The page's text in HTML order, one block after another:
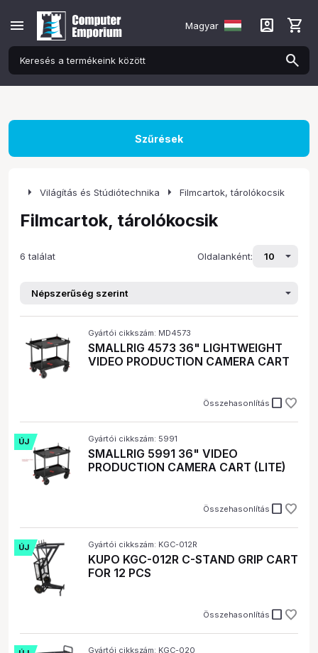
menu Magyar account_box shopping_cart
arrow_right Világítás és Stúdiótechnika arrow_right Filmcartok, tárolókocsik
Filmcartok, tárolókocsik
6 találat Oldalanként:
Gyártói cikkszám: MD4573
SMALLRIG 4573 36" LIGHTWEIGHT
VIDEO PRODUCTION CAMERA CART
Összehasonlítás check_box_outline_blank
ÚJ Gyártói cikkszám: 5991
SMALLRIG 5991 36" VIDEO
PRODUCTION CAMERA CART (LITE)
Összehasonlítás check_box_outline_blank
ÚJ Gyártói cikkszám: KGC-012R
KUPO KGC-012R C-STAND GRIP CART
FOR 12 PCS
Összehasonlítás check_box_outline_blank
Gyártói cikkszám: KGC-020
Szűrések